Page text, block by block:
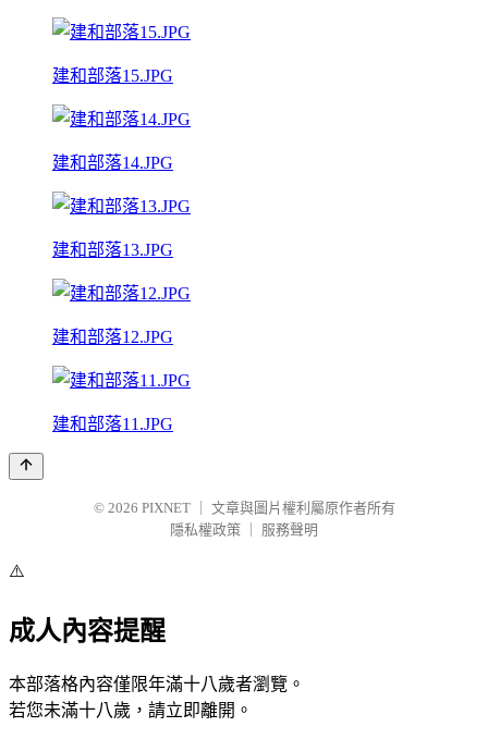
建和部落15.JPG
建和部落14.JPG
建和部落13.JPG
建和部落12.JPG
建和部落11.JPG
© 2026 PIXNET
文章與圖片權利屬原作者所有
隱私權政策
服務聲明
⚠️
成人內容提醒
本部落格內容僅限年滿十八歲者瀏覽。
若您未滿十八歲，請立即離開。